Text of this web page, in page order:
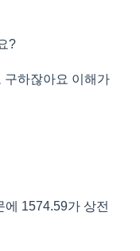
?
구하잖아요 이해가
1574.59가 상전